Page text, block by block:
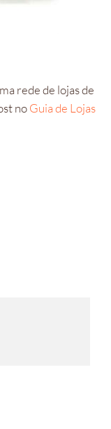
rede de lojas de
noGuia de Lojas